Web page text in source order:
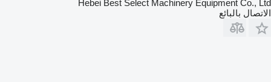
Hebei Best Select Machinery Equipment Co., Ltd
الاتصال بالبائع